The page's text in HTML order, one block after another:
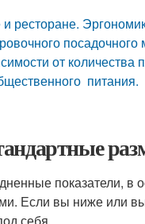
ресторане.
посадочного
от количества
питания.
показатели, в
Если вы ниже или